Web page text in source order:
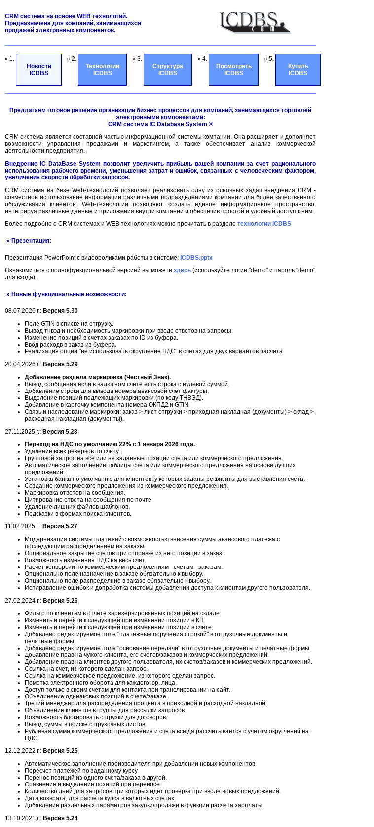
CRM система на основе WEB технологий.
Предназначена для компаний, занимающихся
продажей электронных компонентов.
» 1.
Новости
ICDBS
» 2.
Технологии
ICDBS
» 3.
Структура
ICDBS
» 4.
Посмотреть
ICDBS
» 5.
Купить
ICDBS
Предлагаем готовое решение организации бизнес процессов для компаний, занимающихся торговлей
электронными компонентами:
CRM система IC Database System ®
CRM система является составной частью информационной системы компании. Она расширяет и дополняет
возможности управления продажами и маркетингом, а также обеспечивает анализ коммерческой
деятельности предприятия.
Внедрение IC DataBase System позволит увеличить прибыль вашей компании за счет рационального
использования рабочего времени, уменьшения затрат и ошибок, связанных с человеческим фактором,
увеличения скорости обработки запросов.
CRM система на безе Web-технологий позволяет реализовать одну из основных задач внедрения CRM -
совместное использование информации различными подразделениями компании для более качественного
обслуживания клиентов. Web-технологии позволяют создать единое информационное пространство,
интегрируя различные данные и приложения внутри компании и обеспечив простой и удобный доступ к ним.
Более подробно о CRM системах и WEB технологиях можно прочитать в разделе технологии ICDBS
» Презентация:
Презентация PowerPoint с видеороликами работы в системе: ICDBS.pptx
Ознакомиться с полнофункциональной версией вы можете здесь (используйте логин "demo" и пароль "demo"
для входа).
» Новые функциональные возможности:
08.07.2026 г.: Версия 5.30
Поле GTIN в списке на отгрузку.
Вывод тнвэд и необходимость маркировки при вводе ответов на запросы.
Изменение позиций в счетах заказах по ID из буфера.
Ввод расходв в заказ из буфера.
Реализация опции "не использовать округление НДС" в счетах для двух вариантов расчета.
20.04.2026 г.: Версия 5.29
Добавление раздела маркировка (Честный Знак).
Вывод сообщения если в валютном счете есть строка с нулевой суммой.
Добавление строки для вывода номера авансовой счет фактуры.
Выделение позиций подлежащих маркировки (по коду ТНВЭД).
Добавление в карточку компонента номера ОКПД2 и GTIN.
Cвязь и наследование маркироки: заказ > лист отгрузки > приходная накладная (документы) > склад >
расходная накладная (документы).
27.11.2025 г.: Версия 5.28
Переход на НДС по умолчанию 22% с 1 января 2026 года.
Удаление всех резервов по счету.
Групповой запрос на все или не заданные позиции счета или коммерческого предложения.
Автоматическое заполнение таблицы счета или коммерческого предложения на основе лучших
предложений.
Установка банка по умолчанию для клиентов, у которых заданы реквизиты для выставления счета.
Создание коммерческого предложения из коммерческого предложения.
Маркировка ответов на сообщения.
Цитирование ответа на сообщения по почте.
Удаление лишних файлов шаблонов.
Подсказки в формах поиска клиентов.
11.02.2025 г.: Версия 5.27
Модернизация системы платежей с возможностью внесения суммы авансового платежа с
последующим распределением на заказы.
Опциональное закрытие счетов при отправке из него позиции в заказ.
Возможность изменения НДС на весь счет.
Расчет конверсии по коммерческим предложениям - счетам - заказам.
Опционально поле назначение в заказе обязательно к выбору.
Опционально поле распределние в заказе обязательно к выбору.
Исплравление ошибок и допработка системы добавлении доступа к клиентам другого пользователя.
27.02.2024 г.: Версия 5.26
Фильтр по клиентам в отчете зарезервированных позиций на складе.
Изменить и перейти к следующей при изменении позиции в КП.
Изменить и перейти к следующей при изменении позиции в счете.
Добавлено редактируемое поле "платежные поручения строкой" в отгрузочные документы и
печатные формы.
Добавлено редактируемое поле "основание передачи" в отгрузочные документы и печатные формы.
Добавление прав на чужого клиента, его счетов/заказов и коммерческих предложений.
Добавление прав на клиентов другого пользователя, их счетов/заказов и коммерческих предложений.
Ссылка на счет, из которого сделан запрос.
Ссылка на коммерческое предложение, из которого сделан запрос.
Пометка электронного оборота для каждого юр. лица.
Доступ только в своим счетам для контакта при транслировании на сайт.
Объединение одинаковых позиций в счете/заказе.
Третий менеджер для распределения процента в приходной и расходной накладной.
Объединение клиентов в группы для рассылки запросов.
Возможность блокировать отгрузки для договоров.
Вывод суммы в поиске отгрузочных листов.
Рублевая сумма коммерческого предложения и счета всегда рассчитывается с учетом округлений на
НДС.
12.12.2022 г.: Версия 5.25
Автоматическое заполнение производителя при добавлении новых компонентов.
Пересчет платежей по заданному курсу.
Перенос позиций из одного счета/заказа в другой.
Сравнение и выделение позиций при переносе.
Количество дней для запросов при которых идет проверка при вводе новых предложений.
Дата возврата, для расчета курса в валютных счетах.
Добавление раздельных параметров закупки/продажи в функции расчета зарплаты.
13.10.2021 г.: Версия 5.24